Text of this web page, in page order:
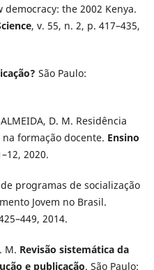
the 2002 Kenya.
, v. 55, n. 2, p. 417–435,
São Paulo:
D. M. Residência
formação docente. Ensino
2020.
programas de socialização
Jovem no Brasil.
2014.
M. Revisão sistemática da
e publicação. São Paulo: